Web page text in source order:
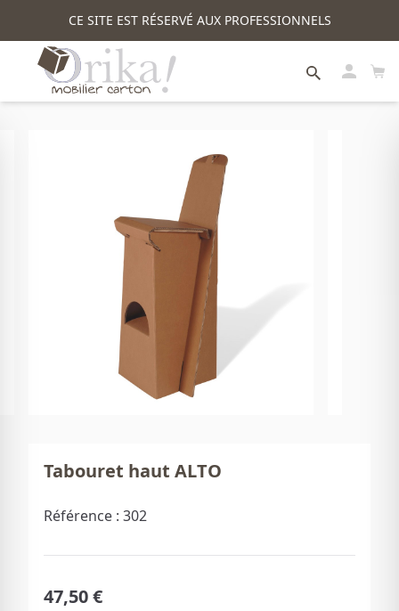
CE SITE EST RÉSERVÉ AUX PROFESSIONNELS
Tabouret haut ALTO
Référence : 302
47,50 €